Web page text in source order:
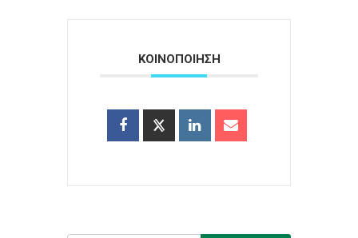
ΚΟΙΝΟΠΟΙΗΣΗ